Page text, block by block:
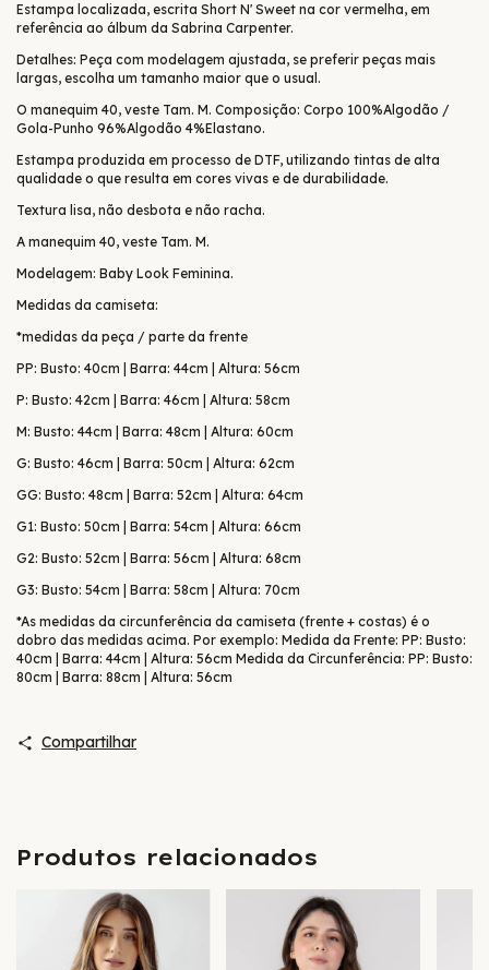
Estampa localizada, escrita Short N' Sweet na cor vermelha, em
referência ao álbum da Sabrina Carpenter.
Detalhes: Peça com modelagem ajustada, se preferir peças mais
largas, escolha um tamanho maior que o usual.
O manequim 40, veste Tam. M. Composição: Corpo 100%Algodão /
Gola-Punho 96%Algodão 4%Elastano.
Estampa produzida em processo de DTF, utilizando tintas de alta
qualidade o que resulta em cores vivas e de durabilidade.
Textura lisa, não desbota e não racha.
A manequim 40, veste Tam. M.
Modelagem: Baby Look Feminina.
Medidas da camiseta:
*medidas da peça / parte da frente
PP: Busto: 40cm | Barra: 44cm | Altura: 56cm
P: Busto: 42cm | Barra: 46cm | Altura: 58cm
M: Busto: 44cm | Barra: 48cm | Altura: 60cm
G: Busto: 46cm | Barra: 50cm | Altura: 62cm
GG: Busto: 48cm | Barra: 52cm | Altura: 64cm
G1: Busto: 50cm | Barra: 54cm | Altura: 66cm
G2: Busto: 52cm | Barra: 56cm | Altura: 68cm
G3: Busto: 54cm | Barra: 58cm | Altura: 70cm
*As medidas da circunferência da camiseta (frente + costas) é o
dobro das medidas acima. Por exemplo: Medida da Frente: PP: Busto:
40cm | Barra: 44cm | Altura: 56cm Medida da Circunferência: PP: Busto:
80cm | Barra: 88cm | Altura: 56cm
Compartilhar
Produtos relacionados